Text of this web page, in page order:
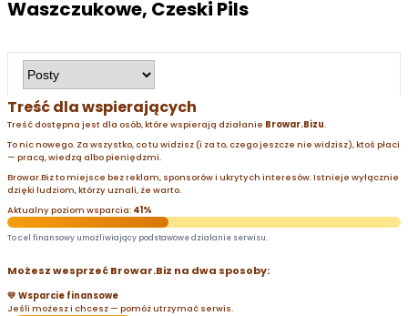
Waszczukowe, Czeski Pils
Treść dla wspierających
Treść dostępna jest dla osób, które wspierają działanie Browar.Bizu.
To nic nowego. Za wszystko, co tu widzisz (i za to, czego jeszcze nie widzisz), ktoś płaci
— pracą, wiedzą albo pieniędzmi.
Browar.Biz to miejsce bez reklam, sponsorów i ukrytych interesów. Istnieje wyłącznie
dzięki ludziom, którzy uznali, że warto.
Aktualny poziom wsparcia: 41%
To cel finansowy umożliwiający podstawowe działanie serwisu.
Możesz wesprzeć Browar.Biz na dwa sposoby:
💛 Wsparcie finansowe
Jeśli możesz i chcesz — pomóż utrzymać serwis.